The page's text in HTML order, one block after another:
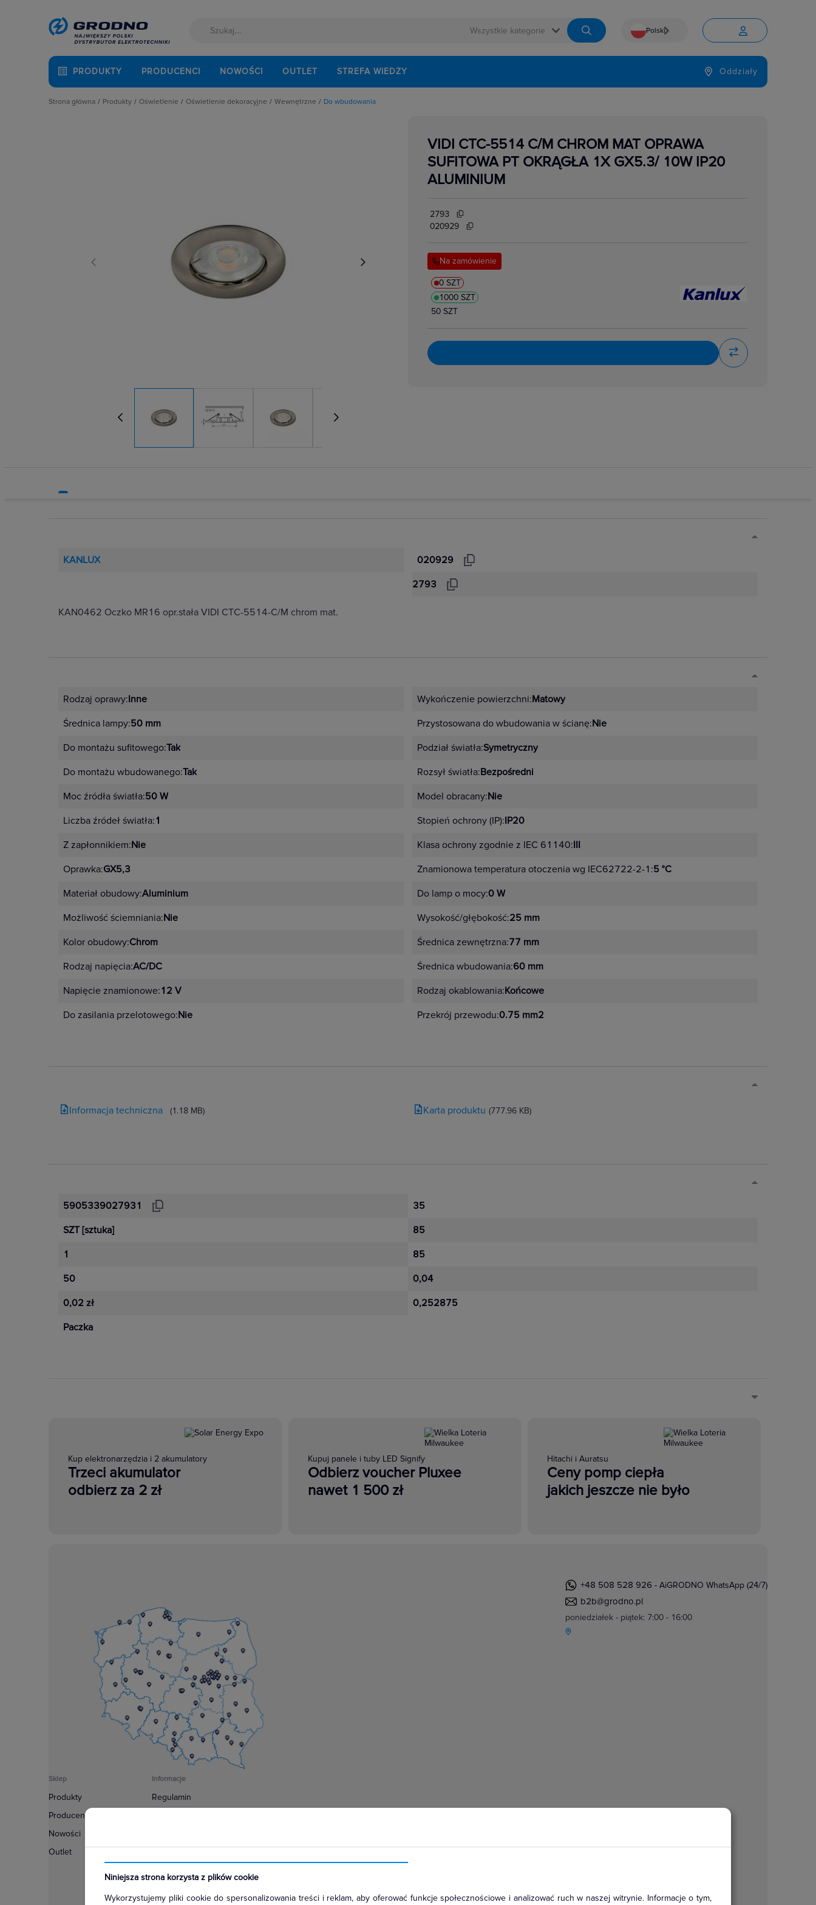
 Polski
Język

PRODUKTY PRODUCENCI NOWOŚCI OUTLET STREFA WIEDZY Oddziały
Niniejsza strona korzysta z plików cookie
Wykorzystujemy pliki cookie do spersonalizowania treści i reklam, aby oferować funkcje społecznościowe i analizować ruch w naszej witrynie. Informacje o tym,
Strona główna
Produkty
Rozdzielnice i obudowy
Sieci zewnętrzne
Systemy bezpieczeństwa
Oświetlenie
Oświetlenie dekoracyjne
Wewnętrzne
Do wbudowania
VIDI CTC-5514 C/M CHROM MAT OPRAWA
SUFITOWA PT OKRĄGŁA 1X GX5.3/ 10W IP20
ALUMINIUM
2793
020929
Na zamówienie
0 SZT
1000 SZT
50 SZT
KANLUX
020929
2793
KAN0462 Oczko MR16 opr.stała VIDI CTC-5514-C/M chrom mat.
Rodzaj oprawy:Inne
Średnica lampy:50 mm
Do montażu sufitowego:Tak
Do montażu wbudowanego:Tak
Moc źródła światła:50 W
Liczba źródeł światła:1
Z zapłonnikiem:Nie
Oprawka:GX5,3
Materiał obudowy:Aluminium
Możliwość ściemniania:Nie
Kolor obudowy:Chrom
Rodzaj napięcia:AC/DC
Napięcie znamionowe:12 V
Do zasilania przelotowego:Nie
Wykończenie powierzchni:Matowy
Przystosowana do wbudowania w ścianę:Nie
Podział światła:Symetryczny
Rozsył światła:Bezpośredni
Model obracany:Nie
Stopień ochrony (IP):IP20
Klasa ochrony zgodnie z IEC 61140:III
Znamionowa temperatura otoczenia wg IEC62722-2-1:5 °C
Do lamp o mocy:0 W
Wysokość/głębokość:25 mm
Średnica zewnętrzna:77 mm
Średnica wbudowania:60 mm
Rodzaj okablowania:Końcowe
Przekrój przewodu:0.75 mm2
Informacja techniczna (1.18 MB) Karta produktu (777.96 KB)
5905339027931
SZT [sztuka]
1
50
0,02 zł
Paczka
35
85
85
0,04
0,252875
Kup elektronarzędzia i 2 akumulatory
Trzeci akumulator
odbierz za 2 zł
Kupuj panele i tuby LED Signify
Odbierz voucher Pluxee
nawet 1 500 zł
Hitachi i Auratsu
Ceny pomp ciepła
jakich jeszcze nie było
+48 508 528 926 - AiGRODNO WhatsApp (24/7)
b2b@grodno.pl
poniedziałek - piątek: 7:00 - 16:00
Sklep
Produkty
Producenci
Nowości
Outlet
Informacje
Regulamin